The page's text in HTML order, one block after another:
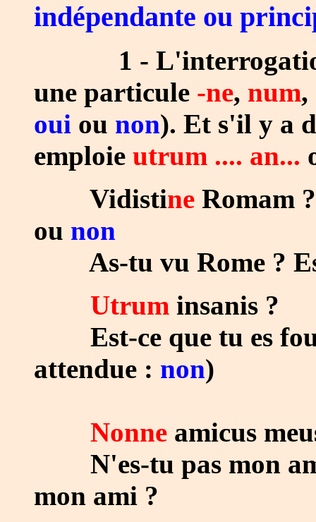
indépendante ou
1 - L'interrogation
une particule -ne, num,
oui ou non). Et s'il y a
emploie utrum .... an...
Vidistine Romam
ou non
As-tu vu Rome ?
Utrum insanis ?
Est-ce que tu es fou
attendue : non)
Nonne amicus
N'es-tu pas mon
mon ami ?